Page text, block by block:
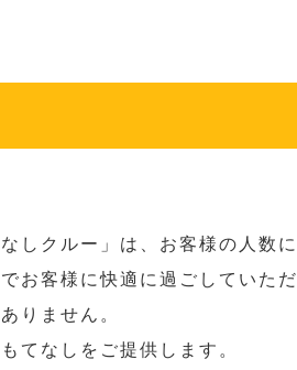
しクルー」は、お客様の人数に
お客様に快適に過ごしていただ
りません。
てなしをご提供します。